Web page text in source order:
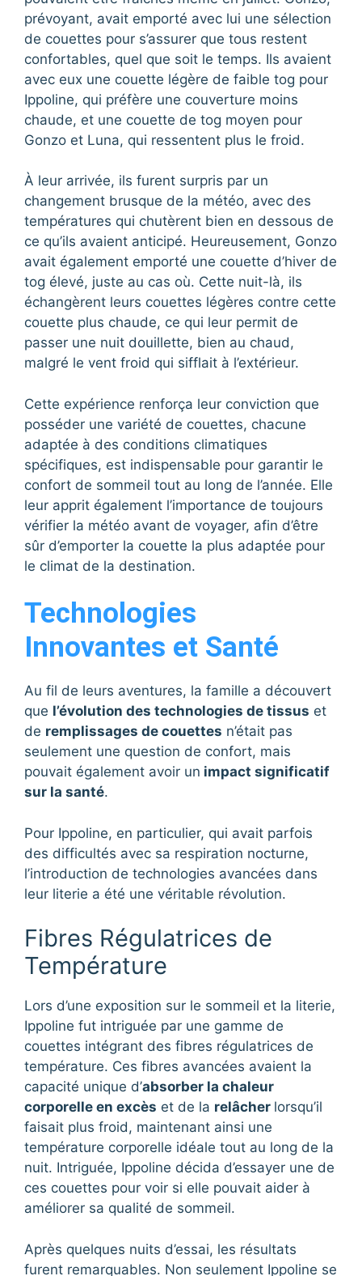
prévoyant, avait emporté avec lui une sélection
de couettes pour s’assurer que tous restent
confortables, quel que soit le temps. Ils avaient
avec eux une couette légère de faible tog pour
Ippoline, qui préfère une couverture moins
chaude, et une couette de tog moyen pour
Gonzo et Luna, qui ressentent plus le froid.
À leur arrivée, ils furent surpris par un
changement brusque de la météo, avec des
températures qui chutèrent bien en dessous de
ce qu’ils avaient anticipé. Heureusement, Gonzo
avait également emporté une couette d’hiver de
tog élevé, juste au cas où. Cette nuit-là, ils
échangèrent leurs couettes légères contre cette
couette plus chaude, ce qui leur permit de
passer une nuit douillette, bien au chaud,
malgré le vent froid qui sifflait à l’extérieur.
Cette expérience renforça leur conviction que
posséder une variété de couettes, chacune
adaptée à des conditions climatiques
spécifiques, est indispensable pour garantir le
confort de sommeil tout au long de l’année. Elle
leur apprit également l’importance de toujours
vérifier la météo avant de voyager, afin d’être
sûr d’emporter la couette la plus adaptée pour
le climat de la destination.
Technologies
Innovantes et Santé
Au fil de leurs aventures, la famille a découvert
que l’évolution des technologies de tissus et
de remplissages de couettes n’était pas
seulement une question de confort, mais
pouvait également avoir un impact significatif
sur la santé.
Pour Ippoline, en particulier, qui avait parfois
des difficultés avec sa respiration nocturne,
l’introduction de technologies avancées dans
leur literie a été une véritable révolution.
Fibres Régulatrices de
Température
Lors d’une exposition sur le sommeil et la literie,
Ippoline fut intriguée par une gamme de
couettes intégrant des fibres régulatrices de
température. Ces fibres avancées avaient la
capacité unique d’absorber la chaleur
corporelle en excès et de la relâcher lorsqu’il
faisait plus froid, maintenant ainsi une
température corporelle idéale tout au long de la
nuit. Intriguée, Ippoline décida d’essayer une de
ces couettes pour voir si elle pouvait aider à
améliorer sa qualité de sommeil.
Après quelques nuits d’essai, les résultats
furent remarquables. Non seulement Ippoline se